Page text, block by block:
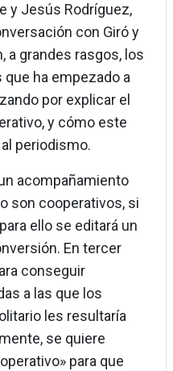
y Jesús Rodríguez,
con Giró y
a grandes rasgos, los
ha empezado a
por explicar el
y cómo este
periodismo.
acompañamiento
son cooperativos, si
ello se editará un
En tercer
conseguir
a las que los
les resultaría
se quiere
para que